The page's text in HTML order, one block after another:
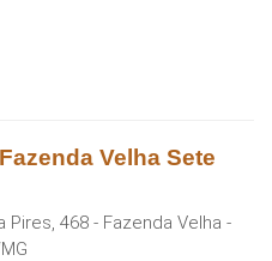
Velha Sete
Pires, 468 - Fazenda Velha -
MG